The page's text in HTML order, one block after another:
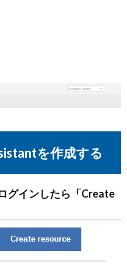
を作成する
グインしたら「Create